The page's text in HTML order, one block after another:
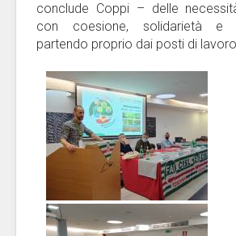
conclude Coppi – delle
con coesione, solidarietà e
partendo proprio dai posti di